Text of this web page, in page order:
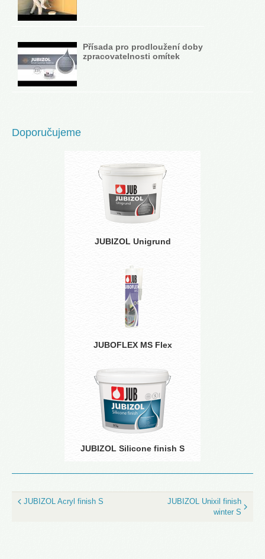
Přísada pro prodloužení doby
zpracovatelnosti omítek
Doporučujeme
JUBIZOL Unigrund
JUBOFLEX MS Flex
JUBIZOL Silicone finish S
JUBIZOL Acryl finish S
JUBIZOL Unixil finish
winter S